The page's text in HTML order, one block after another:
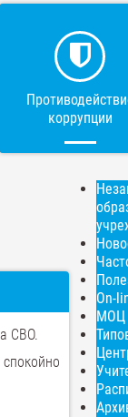
коррупции
СВО.
On-